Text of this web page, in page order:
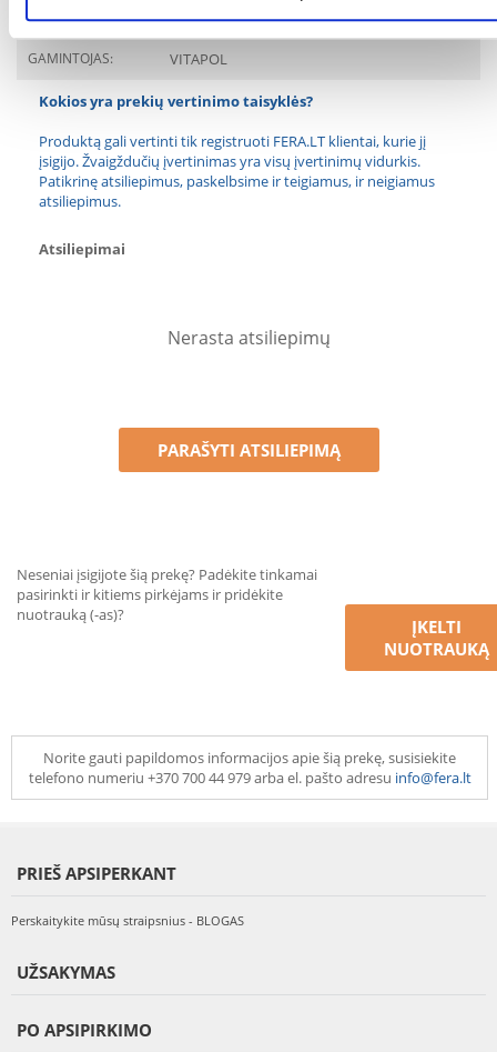
SVEIKATAI:
GAMINTOJAS: VITAPOL
Kokios yra prekių vertinimo taisyklės?
Produktą gali vertinti tik registruoti FERA.LT klientai, kurie jį
įsigijo. Žvaigždučių įvertinimas yra visų įvertinimų vidurkis.
Patikrinę atsiliepimus, paskelbsime ir teigiamus, ir neigiamus
atsiliepimus.
Atsiliepimai
Nerasta atsiliepimų
PARAŠYTI ATSILIEPIMĄ
Neseniai įsigijote šią prekę? Padėkite tinkamai
pasirinkti ir kitiems pirkėjams ir pridėkite
nuotrauką (-as)?
ĮKELTI
NUOTRAUKĄ
Norite gauti papildomos informacijos apie šią prekę, susisiekite
telefono numeriu +370 700 44 979 arba el. pašto adresu info@fera.lt
PRIEŠ APSIPERKANT
Perskaitykite mūsų straipsnius - BLOGAS
UŽSAKYMAS
PO APSIPIRKIMO